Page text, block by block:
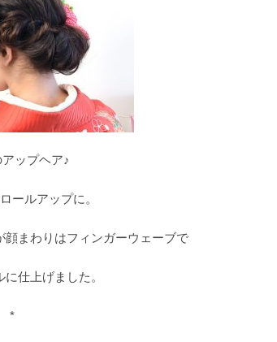
ップヘア♪
ールアップに。
まわりはフィンガーウェーブで
仕上げました。
*